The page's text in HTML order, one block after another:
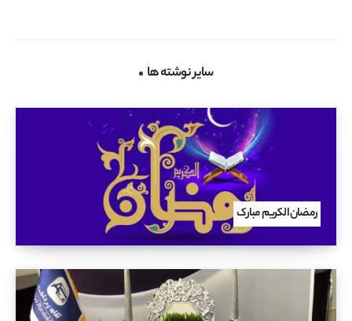
سایر نوشته ها
رمضان الکریم مبارک